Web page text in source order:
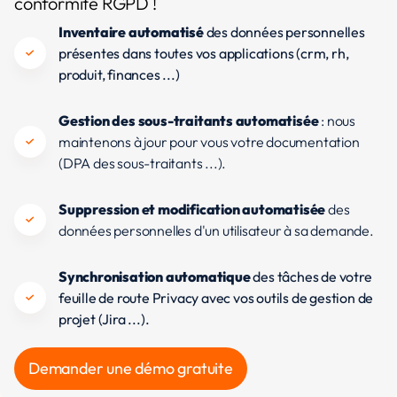
Inventaire automatisédes données personnelles
présentes dans toutes vos applications (crm, rh,
produit, finances ...)
Gestion des sous-traitants automatisée: nous
maintenons à jour pour vous votre documentation
(DPA des sous-traitants ...).
Suppression et modification automatiséedes
données personnelles d'un utilisateur à sa demande.
Synchronisation automatiquedes tâches de votre
feuille de route Privacy avec vos outils de gestion de
projet (Jira ...).
Demander une démo gratuite